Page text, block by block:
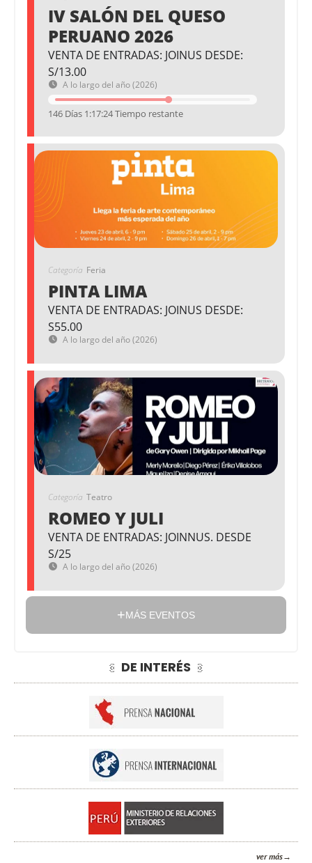
IV SALÓN DEL QUESO
PERUANO 2026
VENTA DE ENTRADAS: JOINUS DESDE:
S/13.00
A lo largo del año (2026)
146 Días 1:17:24 Tiempo restante
Categoría Feria
PINTA LIMA
VENTA DE ENTRADAS: JOINUS DESDE:
S55.00
A lo largo del año (2026)
Categoría Teatro
ROMEO Y JULI
VENTA DE ENTRADAS: JOINNUS. DESDE
S/25
A lo largo del año (2026)
MÁS EVENTOS
DE INTERÉS
ver más